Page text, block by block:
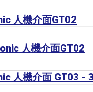
人機介面GT02